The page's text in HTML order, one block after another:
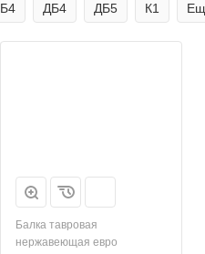
Б4 ДБ4 ДБ5 К1
Балка тавровая
нержавеющая евро